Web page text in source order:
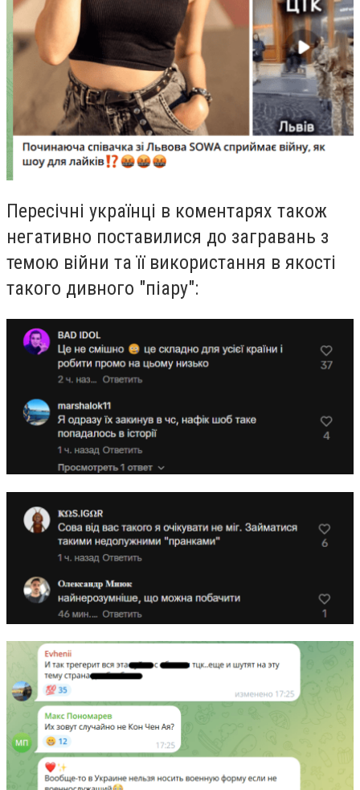
Пересічні українці в коментарях також
негативно поставилися до загравань з
темою війни та її використання в якості
такого дивного "піару":